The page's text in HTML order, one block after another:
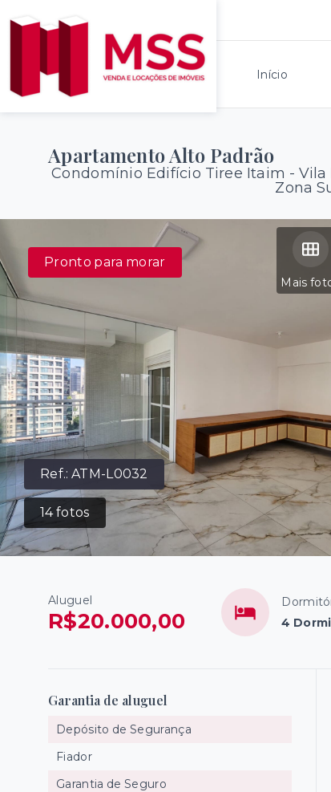
Início
Apartamento Alto Padrão
Condomínio Edifício Tiree Itaim - Vila
Zona
Ref.:ATM-L0032
14fotos
Mais
Pronto para morar
Aluguel
R$20.000,00
4
Garantia de aluguel
Depósito de Segurança
Fiador
Garantia de Seguro